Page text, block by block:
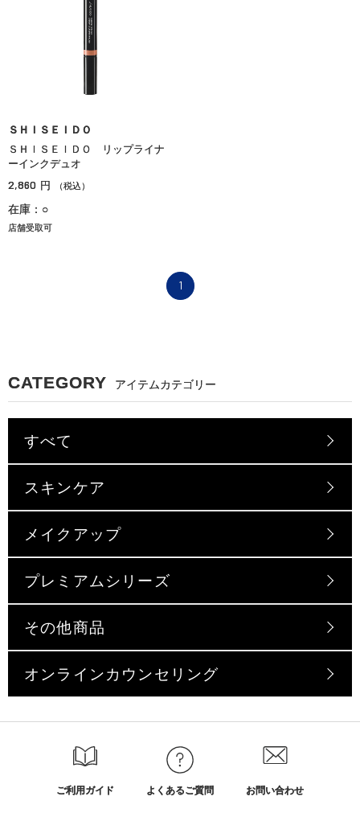
ＳＨＩＳＥＩＤＯ
ＳＨＩＳＥＩＤＯ リップライナ
ーインクデュオ
2,860 円 （税込）
在庫：○
店舗受取可
1
CATEGORY アイテムカテゴリー
すべて
スキンケア
メイクアップ
プレミアムシリーズ
その他商品
オンラインカウンセリング
ご利用ガイド よくあるご質問 お問い合わせ